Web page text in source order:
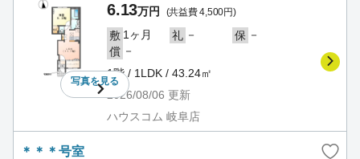
写真を見る
6.13万円 (共益費 4,500円)
敷 1ヶ月 礼 － 保 －
償 －
1階 / 1LDK / 43.24㎡
2026/08/06 更新
ハウスコム 岐阜店
＊＊＊号室